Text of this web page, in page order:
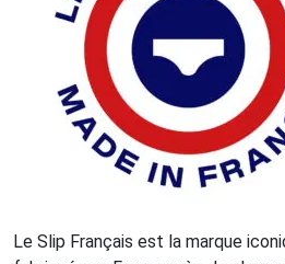
Le Slip Français est la marque